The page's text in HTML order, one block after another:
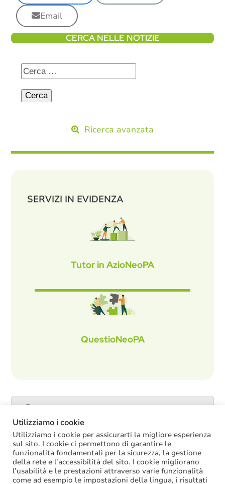
Email
CERCA NELLE NOTIZIE
Ricerca avanzata
SERVIZI IN EVIDENZA
Tutor in AzioNeoPA
QuestioNeoPA
ULTIME NOTIZIE
La soppressione dei vecchi tetti di spesa
Utilizziamo i cookie
Utilizziamo i cookie per assicurarti la migliore esperienza
sul sito. I cookie ci permettono di garantire le
funzionalità fondamentali per la sicurezza, la gestione
della rete e l’accessibilità del sito. I cookie migliorano
l’usabilità e le prestazioni attraverso varie funzionalità
come ad esempio le impostazioni della lingua, i risultati